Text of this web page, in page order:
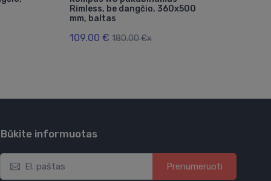
Rimless, be dangčio, 360x500
mm, baltas
109.00 € 180.00 €x
Būkite informuotas
Prenumeruoti